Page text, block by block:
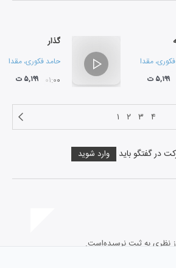
، مقداد شاه حسینیو اشکان کمانگری
۵,۱۹۹ ت
گذار
حامد فکوری، مقداد
۰۱:۰۰ ۵,۱۹۹ ت
۱ ۲ ۳ ۴
در گفتگو باید وارد شوید
نظری به ثبت نرسیده‌است.